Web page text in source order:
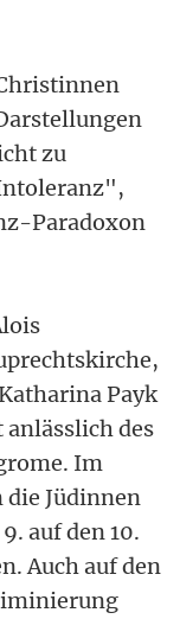
zu
Paradoxon
Payk
des
Im
die Jüdinnen
auf den 10.
Auch auf den